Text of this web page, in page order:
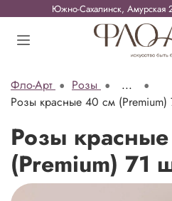
Южно-Сахалинск, Амурская
Фло-Арт Розы
...
Розы красные 40 см (Premium)
Розы
(Premium) 71